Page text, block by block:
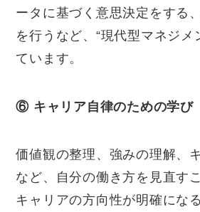
ータに基づく意思決定をする
を行うなど、“現代型マネジメ
ています。
⑥ キャリア自律のための学び
価値観の整理、強みの理解、
など、自分の働き方を見直す
キャリアの方向性が明確にな